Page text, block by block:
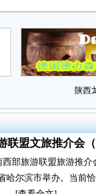
陕西
联盟文旅推介会
西部旅游联盟旅游推介
哈尔滨市举办。当前